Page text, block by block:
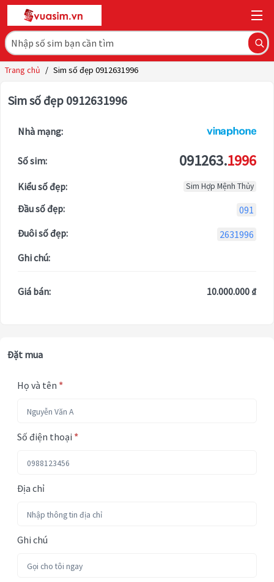
Trang chủ / Sim số đẹp 0912631996
Sim số đẹp 0912631996
Nhà mạng:
Số sim: 091263.1996
Kiểu số đẹp: Sim Hợp Mệnh Thủy
Đầu số đẹp:
091
Đuôi số đẹp:
2631996
Ghi chú:
Giá bán: 10.000.000 ₫
Đặt mua
Họ và tên *
Số điện thoại *
Địa chỉ
Ghi chú